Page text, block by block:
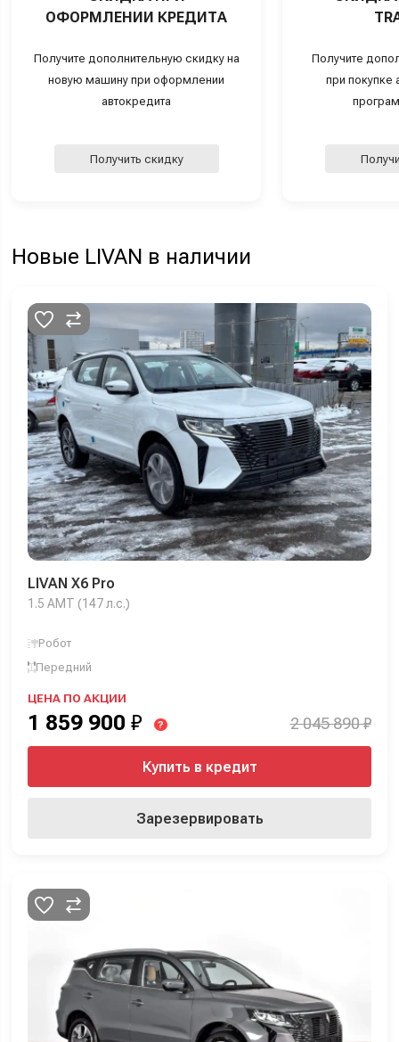
ОФОРМЛЕНИИ КРЕДИТА
Получите дополнительную скидку на
новую машину при оформлении
автокредита
Получить скидку
Получите
при покупке
Новые LIVAN в наличии
LIVAN X6 Pro
1.5 AMT (147 л.с.)
Робот
Передний
ЦЕНА ПО АКЦИИ
1 859 900 ₽ ? 2 045 890 ₽
Купить в кредит
Зарезервировать